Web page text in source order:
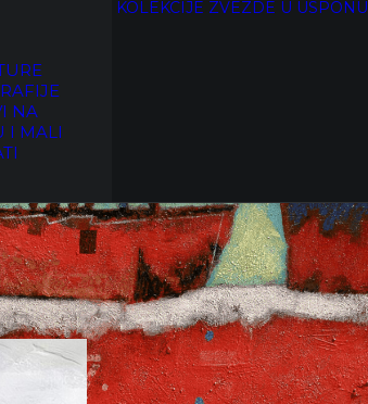
NA
I MALI
KOLEKCIJE ZVEZDE U USPONU